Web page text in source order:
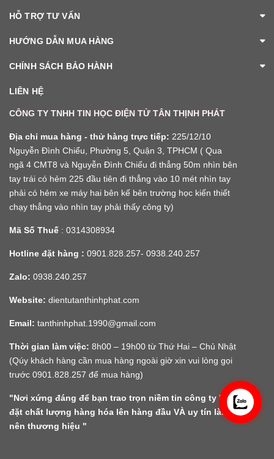
HỖ TRỢ TƯ VẤN
HƯỚNG DẪN MUA HÀNG
CHÍNH SÁCH BẢO HÀNH
LIÊN HỆ
CÔNG TY TNHH TIN HỌC ĐIỆN TỬ TÂN THỊNH PHÁT
Địa chỉ mua hàng - thử hàng trực tiếp: 225/12/10
Nguyễn Đình Chiểu, Phường 5, Quận 3, TPHCM ( Qua
ngã 4 CMT8 và Nguyễn Đình Chiểu đi thẳng 50m nhìn bên
tay trái có hẻm 225 đầu tiên đi thẳng vào 10 mét nhìn tay
phải có hẻm xe máy hai bên kế bên trường học kiến thiết
chạy thẳng vào nhìn tay phải thấy công ty)
Mã Số Thuế : 0314308934
Hotline đặt hàng : 0901.828.257- 0938.240.257
Zalo: 0938.240.257
Website: dientutanthinhphat.com
Email: tanthinhphat.1990@gmail.com
Thời gian làm việc: 8h00 – 19h00 từ Thứ Hai – Chủ Nhật
(Qúy khách hàng cần mua hàng ngoài giờ xin vui lòng gọi
trước 0901.828.257 để mua hàng)
"Nơi xứng đáng để bạn trao trọn niềm tin công ty luôn
đặt chất lượng hàng hóa lên hàng đầu VÀ uy tín làm
nên thương hiệu "